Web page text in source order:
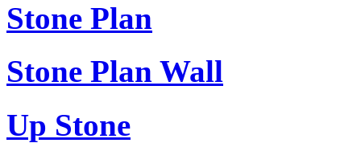
Stone Plan
Stone Plan Wall
Up Stone